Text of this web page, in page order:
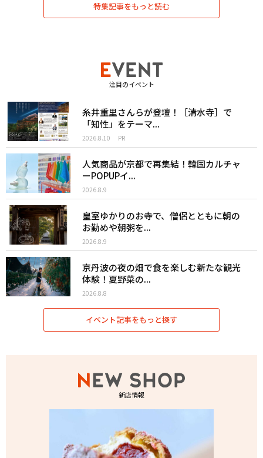
特集記事をもっと読む
注目のイベント
糸井重里さんらが登壇！［清水寺］で
「知性」をテーマ...
2026.8.10 PR
人気商品が京都で再集結！韓国カルチャ
ーPOPUPイ...
2026.8.9
皇室ゆかりのお寺で、僧侶とともに朝の
お勤めや朝粥を...
2026.8.9
京丹波の夜の畑で食を楽しむ新たな観光
体験！夏野菜の...
2026.8.8
イベント記事をもっと探す
新店情報